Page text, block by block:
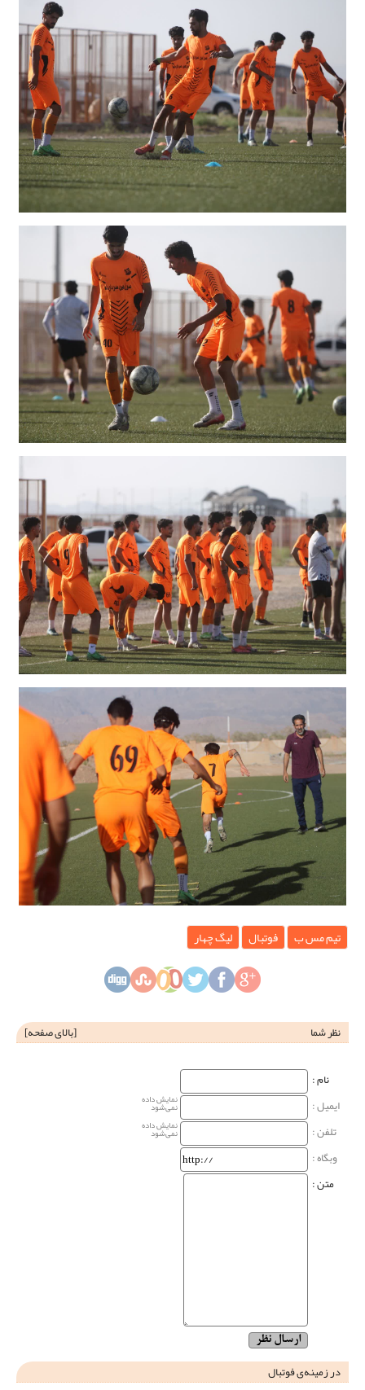
تیم مس ب فوتبال لیگ چهار
نظر شما [بالای صفحه]
نام‌ :
ایمیل :
نمایش داده
نمی‌شود
تلفن : نمایش داده
نمی‌شود
وبگاه‌ :
متن :
در زمینه‌ی فوتبال